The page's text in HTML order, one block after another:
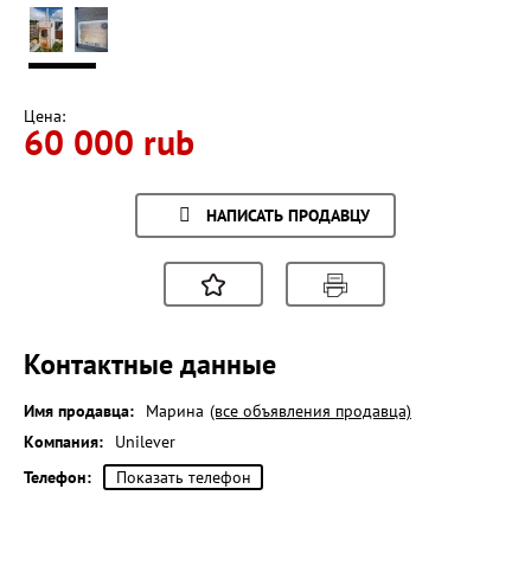
Цена:
60 000 rub
НАПИСАТЬ ПРОДАВЦУ
Контактные данные
Имя продавца: Марина (все объявления продавца)
Компания:
Unilever
Телефон:
Показать телефон